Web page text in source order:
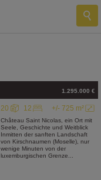
1.295.000 €
+/- 725 m²
20 12
Château Saint Nicolas, ein Ort mit
Seele, Geschichte und Weitblick
Inmitten der sanften Landschaft
von Kirschnaumen (Moselle), nur
wenige Minuten von der
luxemburgischen Grenze...